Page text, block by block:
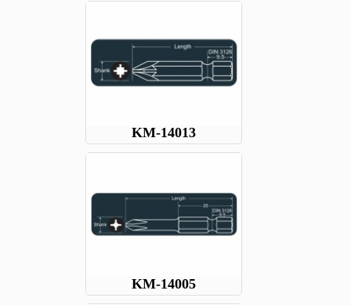
KM-14013
KM-14005